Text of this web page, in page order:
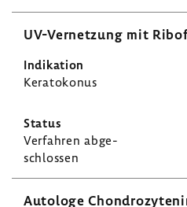
UV-​Vernetzung mit
Kera­to­konus
Verfahren abge­
schlossen
Auto­loge